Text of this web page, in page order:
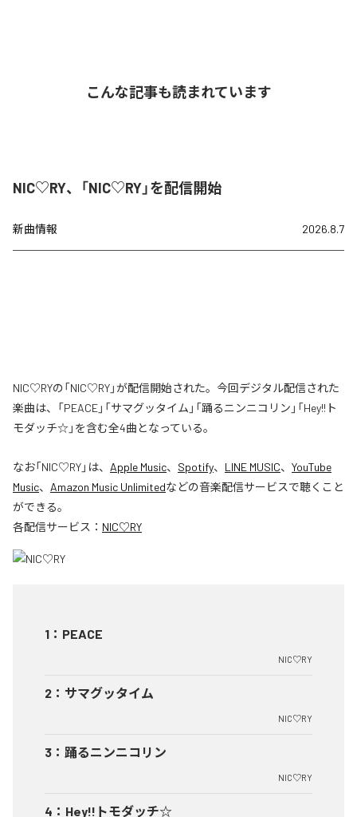
こんな記事も読まれています
NIC♡RY、「NIC♡RY」を配信開始
新曲情報 2026.8.7
NIC♡RYの「NIC♡RY」が配信開始された。今回デジタル配信された
楽曲は、「PEACE」「サマグッタイム」「踊るニンニコリン」「Hey!!ト
モダッチ☆」を含む全4曲となっている。
なお「NIC♡RY」は、 Apple Music、 Spotify、 LINE MUSIC、 YouTube
Music、 Amazon Music Unlimitedなどの音楽配信サービスで聴くこと
ができる。
各配信サービス： NIC♡RY
1 ： PEACE
NIC♡RY
2 ： サマグッタイム
NIC♡RY
3 ： 踊るニンニコリン
NIC♡RY
4 ： Hey!!トモダッチ☆